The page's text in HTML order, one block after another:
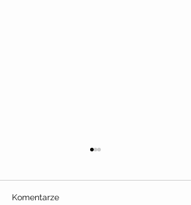
Komentarze